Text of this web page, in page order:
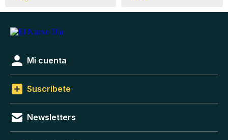
Mi cuenta
Suscríbete
Newsletters